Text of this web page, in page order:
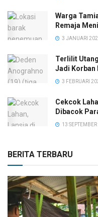
Warga
Remaja
3 JANUARI
Terlilit
Jadi Korban
3 FEBRUARI
Cekcok
Dibacok
13
BERITA TERBARU